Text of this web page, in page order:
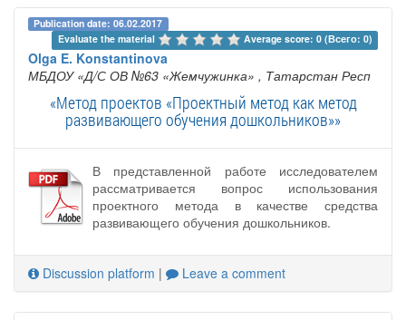
Publication date: 06.02.2017
Evaluate the material
Average score: 0 (Всего: 0)
Olga E. Konstantinova
МБДОУ «Д/С ОВ №63 «Жемчужинка» , Татарстан Респ
«Метод проектов «Проектный метод как метод
развивающего обучения дошкольников»»
В представленной работе исследователем
рассматривается вопрос использования
проектного метода в качестве средства
развивающего обучения дошкольников.
Discussion platform | Leave a comment